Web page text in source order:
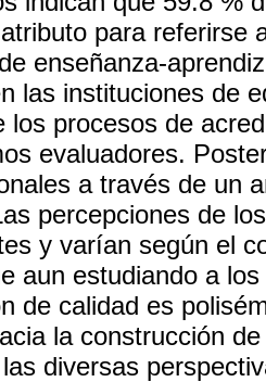
para referirse
enseñanza-
las instituciones de
los procesos de
evaluadores.
a través de un
percepciones de
y varían según el
aun estudiando a
de calidad es
la construcción
diversas